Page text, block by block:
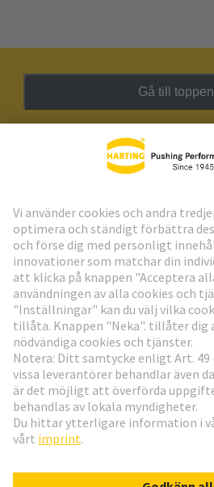
Gå till toppen
HARTING:s nyhetsbrev
Gå till registrering
Social Media
Sverige